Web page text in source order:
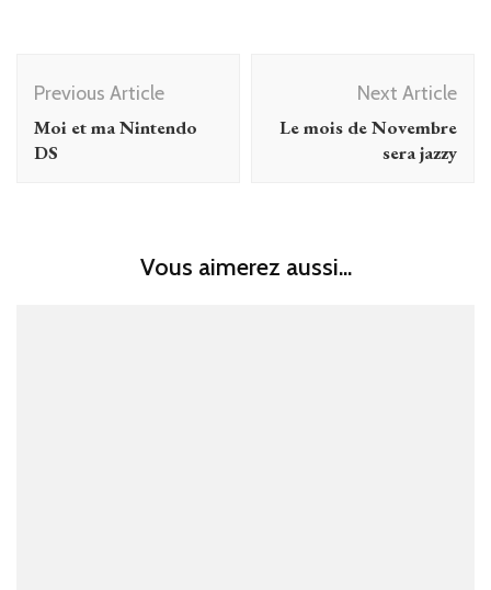
Navigation
Previous Article
Moi et ma Nintendo
DS
Next Article
Le mois de Novembre
sera jazzy
Vous aimerez aussi...